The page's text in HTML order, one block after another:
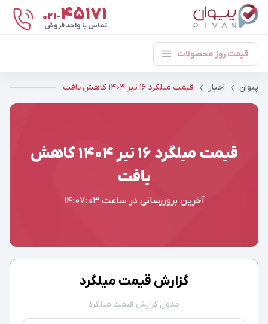
021-۴۵۱۷۱
تماس با واحد فروش
قیمت روز محصولات
پیوان اخبار قیمت میلگرد ۱۶ تیر ۱۴۰۴ کاهش یافت
قیمت میلگرد ۱۶ تیر ۱۴۰۴ کاهش
یافت
آخرین بروزرسانی در ساعت 14:07:03
گزارش قیمت میلگرد
جدول گزارش قیمت میلگرد